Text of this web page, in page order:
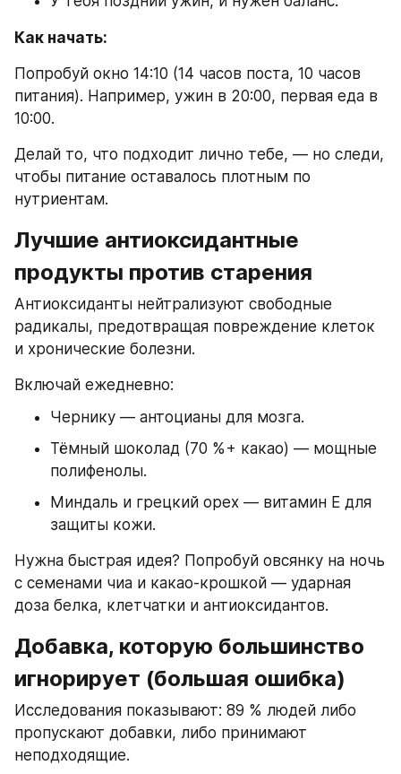
Как начать:
Попробуй окно 14:10 (14 часов поста, 10 часов
питания). Например, ужин в 20:00, первая еда в
10:00.
Делай то, что подходит лично тебе, — но следи,
чтобы питание оставалось плотным по
нутриентам.
Лучшие антиоксидантные
продукты против старения
Антиоксиданты нейтрализуют свободные
радикалы, предотвращая повреждение клеток
и хронические болезни.
Включай ежедневно:
Чернику — антоцианы для мозга.
Тёмный шоколад (70 %+ какао) — мощные
полифенолы.
Миндаль и грецкий орех — витамин E для
защиты кожи.
Нужна быстрая идея? Попробуй овсянку на ночь
с семенами чиа и какао‑крошкой — ударная
доза белка, клетчатки и антиоксидантов.
Добавка, которую большинство
игнорирует (большая ошибка)
Исследования показывают: 89 % людей либо
пропускают добавки, либо принимают
неподходящие.